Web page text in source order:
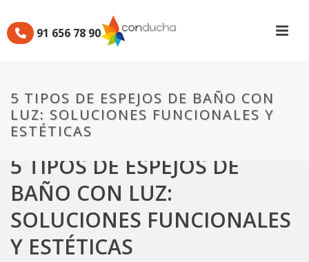
91 656 78 90
5 TIPOS DE ESPEJOS DE BAÑO CON
LUZ: SOLUCIONES FUNCIONALES Y
ESTÉTICAS
5 TIPOS DE ESPEJOS DE
BAÑO CON LUZ:
SOLUCIONES FUNCIONALES
Y ESTÉTICAS